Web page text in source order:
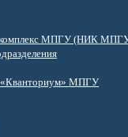
комплекс МПГУ (НИК
«Кванториум» МПГУ